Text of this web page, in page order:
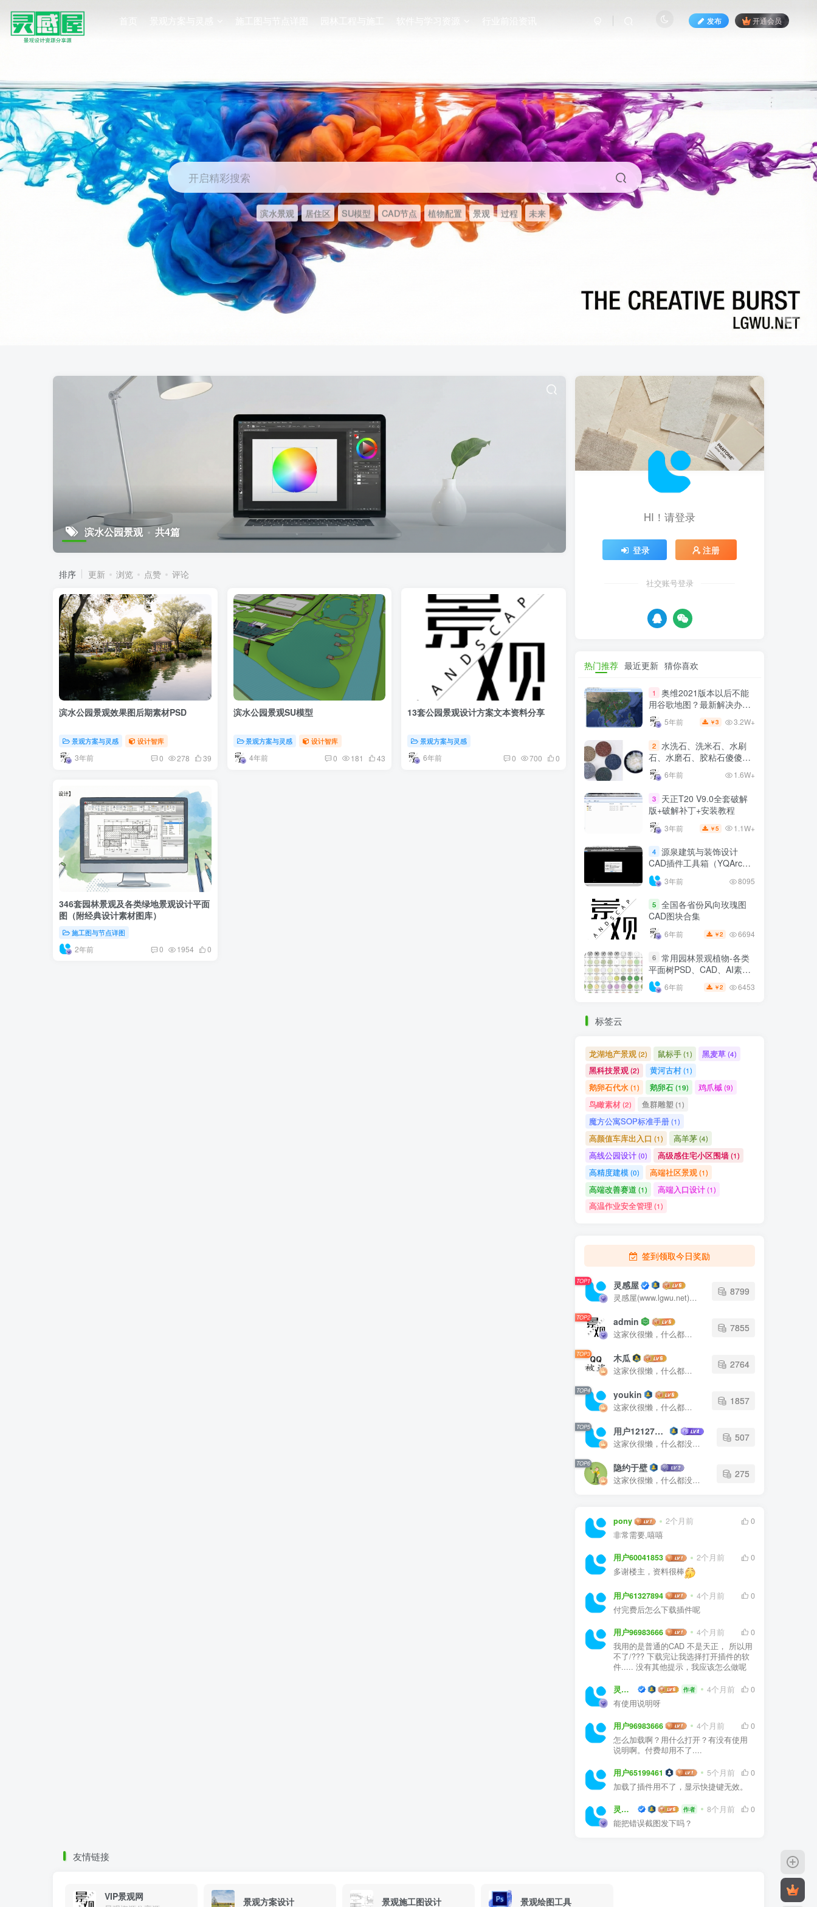
首页 景观方案与灵感 施工图与节点详图 园林工程与施工 软件与学习资源 行业前沿资讯 发布 开通会员
开启精彩搜索
滨水景观 居住区 SU模型 CAD节点 植物配置 景观 过程 未来
滨水公园景观 共4篇
排序 更新 浏览 点赞 评论
滨水公园景观效果图后期素材PSD
景观方案与灵感 设计智库
3年前 0 278 39
滨水公园景观SU模型
景观方案与灵感 设计智库
4年前 0 181 43
13套公园景观设计方案文本资料分享
景观方案与灵感
6年前 0 700 0
346套园林景观及各类绿地景观设计平面
图（附经典设计素材图库）
施工图与节点详图
2年前 0 1954 0
HI！请登录
登录 注册
社交账号登录
热门推荐 最近更新 猜你喜欢
1
奥维2021版本以后不能
用谷歌地图？最新解决办法
苹果安卓电脑
5年前 ￥3 3.2W+
2
水洗石、洗米石、水刷
石、水磨石、胶粘石傻傻分
不清楚
6年前 1.6W+
3
天正T20 V9.0全套破解
版+破解补丁+安装教程
3年前 ￥5 1.1W+
4 源泉建筑与装饰设计
CAD插件工具箱（YQArch
6.7.4）
3年前 8095
5 全国各省份风向玫瑰图
CAD图块合集
6年前 ￥2 6694
6 常用园林景观植物-各类
平面树PSD、CAD、AI素材
线稿
6年前 ￥2 6453
标签云
龙湖地产景观 (2) 鼠标手(1) 黑麦草(4)
黑科技景观(2) 黄河古村(1)
鹅卵石代水(1) 鹅卵石(19) 鸡爪槭(9)
鸟瞰素材(2) 鱼群雕塑 (1)
魔方公寓SOP标准手册(1)
高颜值车库出入口 (1) 高羊茅(4)
高线公园设计(0) 高级感住宅小区围墙(1)
高精度建模(0) 高端社区景观(1)
高端改善赛道 (1) 高端入口设计(1)
高温作业安全管理 (1)
签到领取今日奖励
TOP1 灵感屋
灵感屋(www.lgwu.net)尽可能为每一位设计师提供更全面、更精致、更具有创意感的设计素材。努力成为景观设计师展示实力和互相学习的优质网络资源发布平台。
8799
TOP2 admin
这家伙很懒，什么都没有写...
7855
TOP3 木瓜
这家伙很懒，什么都没有写...
2764
TOP4 youkin
这家伙很懒，什么都没有写...
1857
TOP5 用户12127023
这家伙很懒，什么都没有写...
507
TOP6 隐约于壁
这家伙很懒，什么都没有写...
275
pony 2个月前
0
非常需要,嘻嘻
用户60041853 2个月前
0
多谢楼主，资料很棒
用户61327894 4个月前
0
付完费后怎么下载插件呢
用户96983666 4个月前
0
我用的是普通的CAD 不是天正， 所以用
不了/??? 下载完让我选择打开插件的软
件..... 没有其他提示，我应该怎么做呢
灵感屋 作者 4个月前
0
有使用说明呀
用户96983666 4个月前
0
怎么加载啊？用什么打开？有没有使用
说明啊。付费却用不了....
用户65199461 5个月前
0
加载了插件用不了，显示快捷键无效。
灵感屋 作者 8个月前
0
能把错误截图发下吗？
友情链接
VIP景观网 景观方案设计 景观施工图设计 景观绘图工具